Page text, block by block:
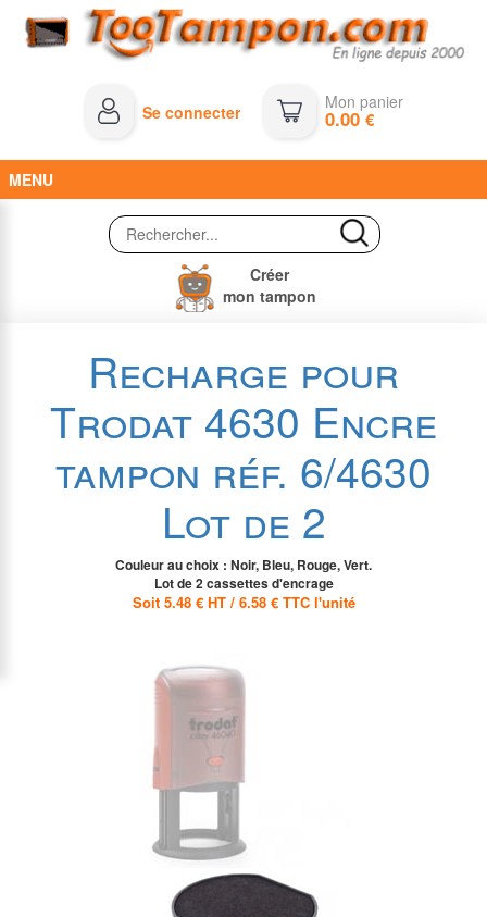
Se connecter Mon panier
0.00€
MENU
Créer
mon tampon
Recharge pour
Trodat 4630 Encre
tampon réf. 6/4630
Lot de 2
Couleur au choix : Noir, Bleu, Rouge, Vert.
Lot de 2 cassettes d'encrage
Soit 5.48 € HT / 6.58 € TTC l'unité